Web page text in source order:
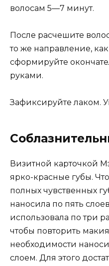
волосам 5—7 минут.
После расчешите
то же направление,
сформируйте
руками.
Зафиксируйте лаком.
Визитной карточкой
ярко-красные губы.
полных чувственных
наносила по пять
использовала по три
чтобы повторить
необходимости
слоем. Для этого